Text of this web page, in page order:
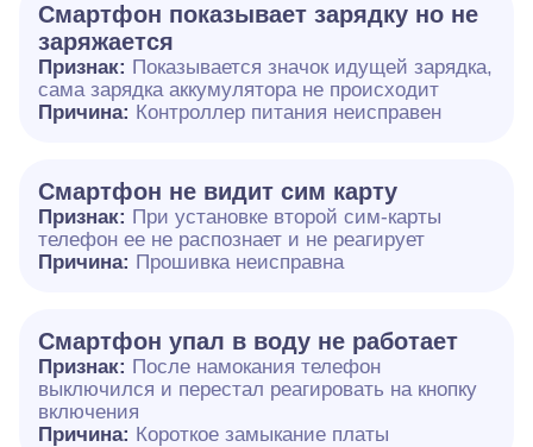
Смартфон показывает зарядку но не
заряжается
Признак: Показывается значок идущей зарядка,
сама зарядка аккумулятора не происходит
Причина: Контроллер питания неисправен
Смартфон не видит сим карту
Признак: При установке второй сим-карты
телефон ее не распознает и не реагирует
Причина: Прошивка неисправна
Смартфон упал в воду не работает
Признак: После намокания телефон
выключился и перестал реагировать на кнопку
включения
Причина: Короткое замыкание платы